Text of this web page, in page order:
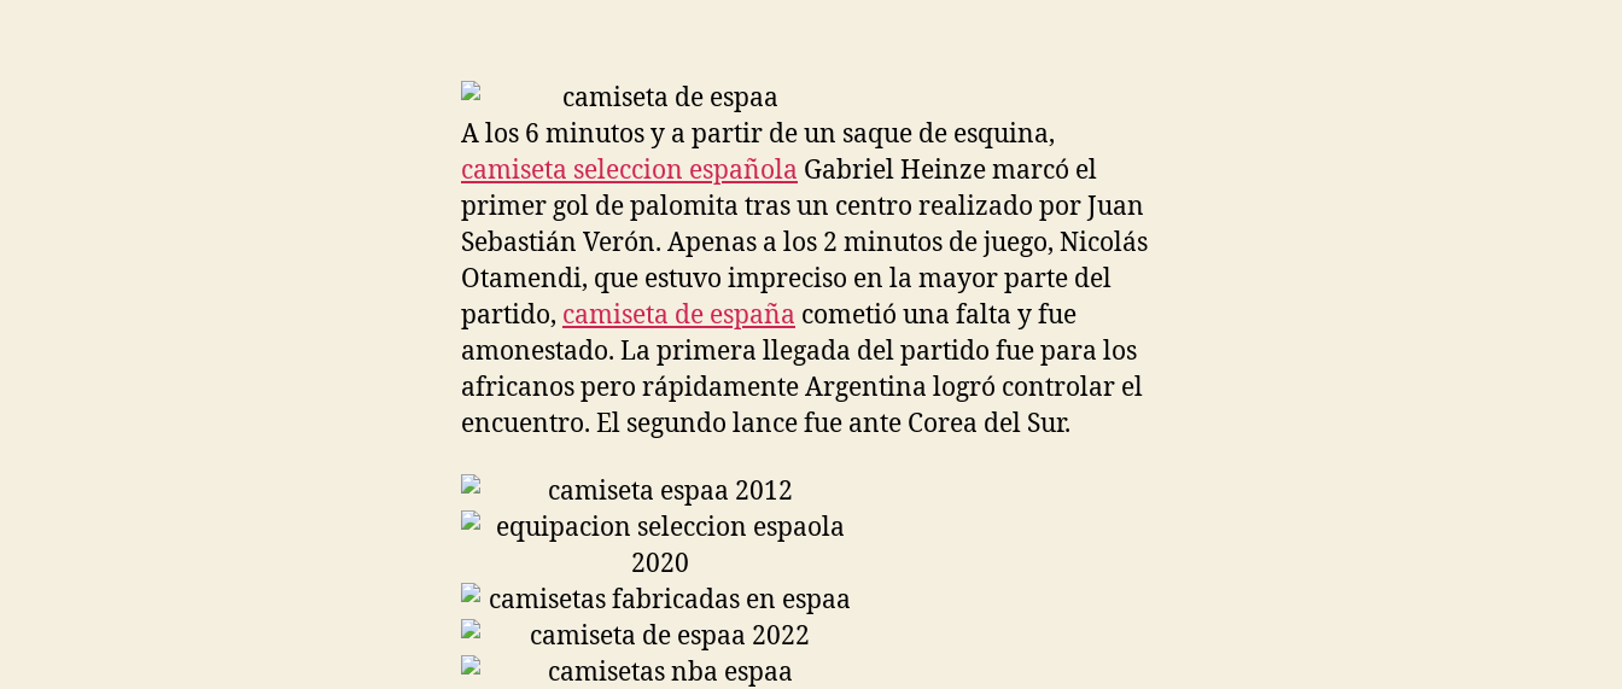
A los 6 minutos y a partir de un saque de esquina,
camiseta seleccion española Gabriel Heinze marcó el
primer gol de palomita tras un centro realizado por Juan
Sebastián Verón. Apenas a los 2 minutos de juego, Nicolás
Otamendi, que estuvo impreciso en la mayor parte del
partido, camiseta de españa cometió una falta y fue
amonestado. La primera llegada del partido fue para los
africanos pero rápidamente Argentina logró controlar el
encuentro. El segundo lance fue ante Corea del Sur.